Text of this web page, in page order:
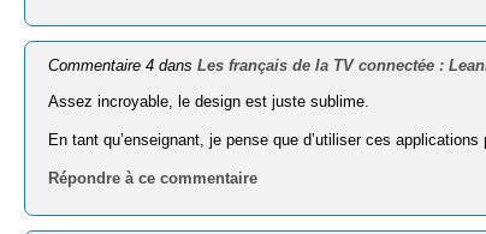
Commentaire 4 dansLes français de la TV connectée :
Assez incroyable, le design est juste sublime.
En tant qu’enseignant, je pense que d’utiliser ces
Répondre à ce commentaire